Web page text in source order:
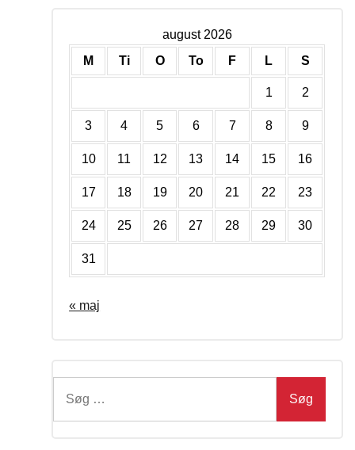
august 2026
M
Ti O To F L S
1 2
3 4 5 6 7 8 9
10 11 12 13 14 15 16
17 18 19 20 21 22 23
24 25 26 27 28 29 30
31
« maj
efter: